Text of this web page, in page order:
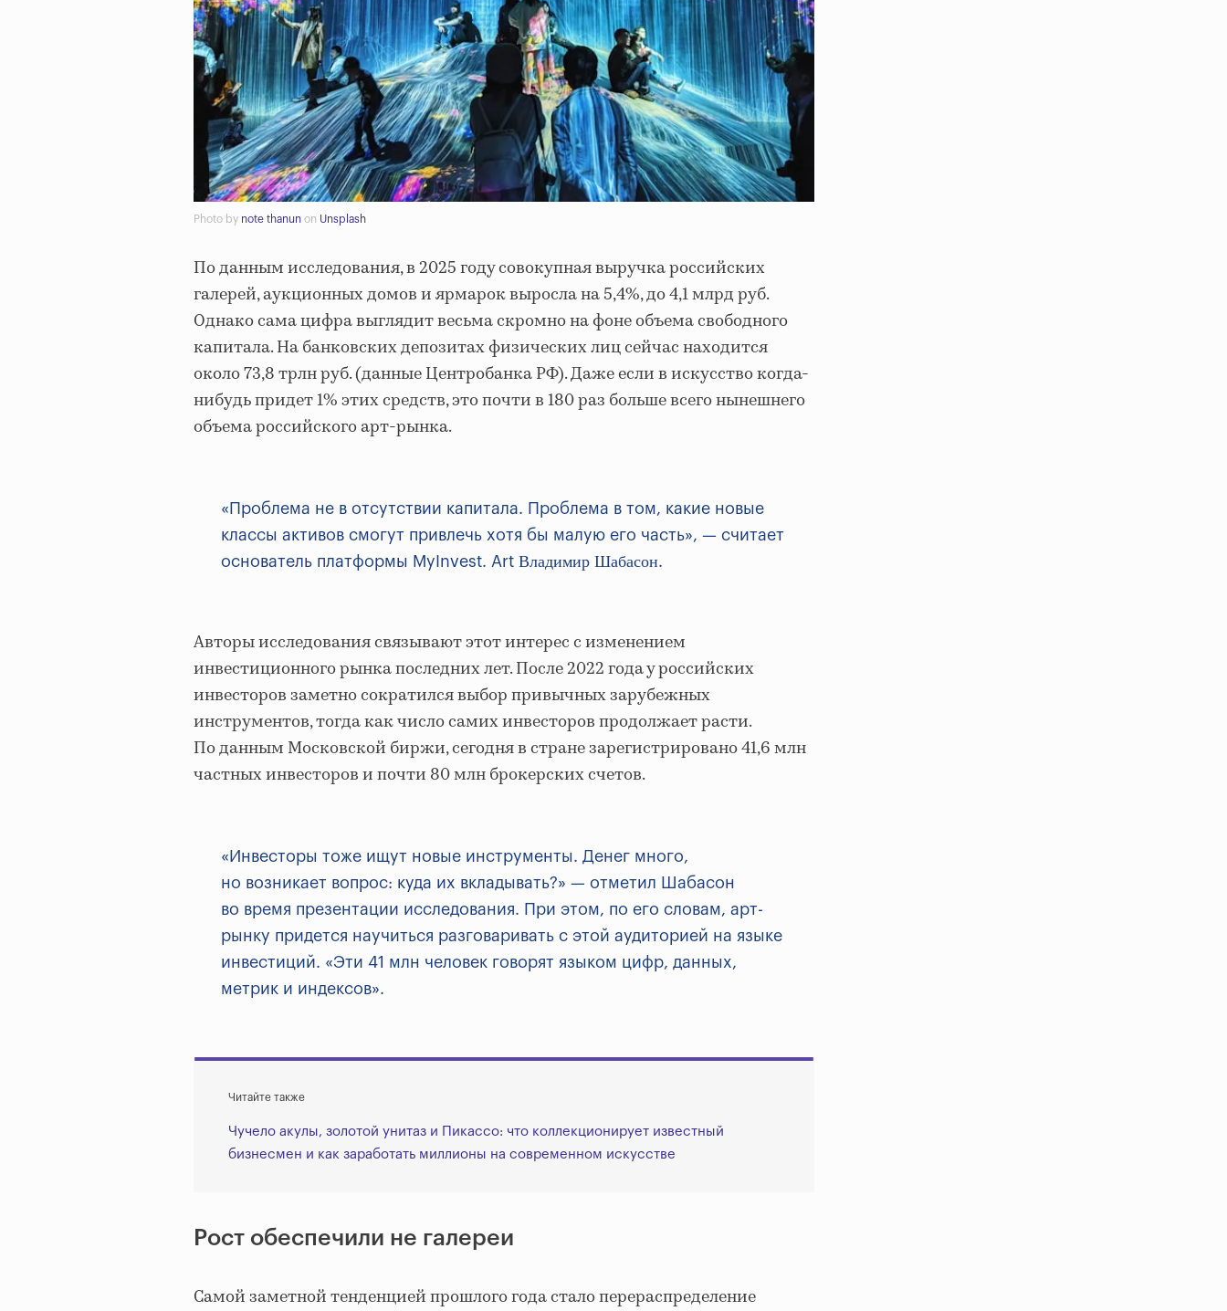
Photo by note thanun on Unsplash
По данным исследования, в 2025 году совокупная выручка российских
галерей, аукционных домов и ярмарок выросла на 5,4%, до 4,1 млрд руб.
Однако сама цифра выглядит весьма скромно на фоне объема свободного
капитала. На банковских депозитах физических лиц сейчас находится
около 73,8 трлн руб. (данные Центробанка РФ). Даже если в искусство когда-
нибудь придет 1% этих средств, это почти в 180 раз больше всего нынешнего
объема российского арт-рынка.
«Проблема не в отсутствии капитала. Проблема в том, какие новые
классы активов смогут привлечь хотя бы малую его часть», — считает
основатель платформы MyInvest. Art Владимир Шабасон.
Авторы исследования связывают этот интерес с изменением
инвестиционного рынка последних лет. После 2022 года у российских
инвесторов заметно сократился выбор привычных зарубежных
инструментов, тогда как число самих инвесторов продолжает расти.
По данным Московской биржи, сегодня в стране зарегистрировано 41,6 млн
частных инвесторов и почти 80 млн брокерских счетов.
«Инвесторы тоже ищут новые инструменты. Денег много,
но возникает вопрос: куда их вкладывать?» — отметил Шабасон
во время презентации исследования. При этом, по его словам, арт-
рынку придется научиться разговаривать с этой аудиторией на языке
инвестиций. «Эти 41 млн человек говорят языком цифр, данных,
метрик и индексов».
Читайте также
Чучело акулы, золотой унитаз и Пикассо: что коллекционирует известный
бизнесмен и как заработать миллионы на современном искусстве
Рост обеспечили не галереи
Самой заметной тенденцией прошлого года стало перераспределение